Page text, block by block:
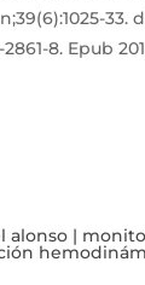
33.
2861-8. Epub
alonso|